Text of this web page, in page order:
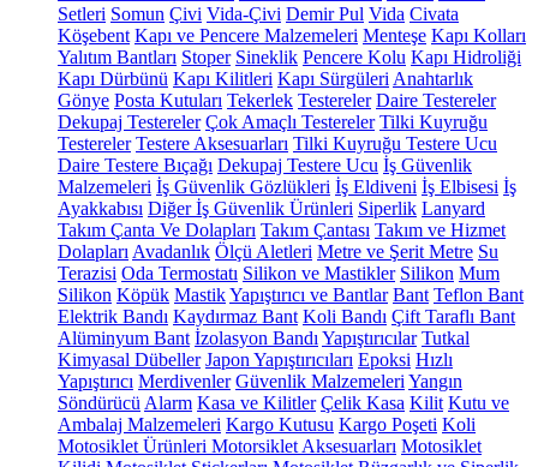
Setleri Somun Çivi Vida-Çivi Demir Pul Vida Civata
Köşebent Kapı ve Pencere Malzemeleri Menteşe Kapı Kolları
Yalıtım Bantları Stoper Sineklik Pencere Kolu Kapı Hidroliği
Kapı Dürbünü Kapı Kilitleri Kapı Sürgüleri Anahtarlık
Gönye Posta Kutuları Tekerlek Testereler Daire Testereler
Dekupaj Testereler Çok Amaçlı Testereler Tilki Kuyruğu
Testereler Testere Aksesuarları Tilki Kuyruğu Testere Ucu
Daire Testere Bıçağı Dekupaj Testere Ucu İş Güvenlik
Malzemeleri İş Güvenlik Gözlükleri İş Eldiveni İş Elbisesi İş
Ayakkabısı Diğer İş Güvenlik Ürünleri Siperlik Lanyard
Takım Çanta Ve Dolapları Takım Çantası Takım ve Hizmet
Dolapları Avadanlık Ölçü Aletleri Metre ve Şerit Metre Su
Terazisi Oda Termostatı Silikon ve Mastikler Silikon Mum
Silikon Köpük MastikYapıştırıcı ve Bantlar Bant Teflon Bant
Elektrik Bandı Kaydırmaz Bant Koli Bandı Çift Taraflı Bant
Alüminyum Bant İzolasyon Bandı Yapıştırıcılar Tutkal
Kimyasal Dübeller Japon Yapıştırıcıları Epoksi Hızlı
Yapıştırıcı Merdivenler Güvenlik Malzemeleri Yangın
Söndürücü Alarm Kasa ve Kilitler Çelik Kasa Kilit Kutu ve
Ambalaj Malzemeleri Kargo Kutusu Kargo Poşeti Koli
Motosiklet Ürünleri Motorsiklet Aksesuarları Motosiklet